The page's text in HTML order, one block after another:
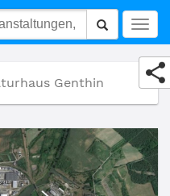
Genthin